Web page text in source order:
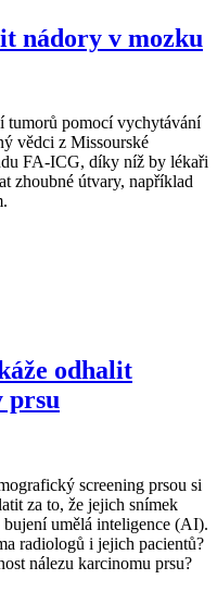
nádory v mozku
tumorů pomocí vychytávání
vědci z Missourské
FA-ICG, díky níž by lékaři
zhoubné útvary, například
odhalit
prsu
screening prsou si
za to, že jejich snímek
umělá inteligence (AI).
radiologů i jejich pacientů?
nálezu karcinomu prsu?